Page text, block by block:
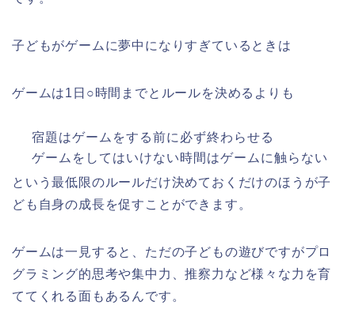
子どもがゲームに夢中になりすぎているときは
ゲームは1 日○時間までとルールを決めるよりも
宿題はゲームをする前に必ず終わらせる
ゲームをしてはいけない時間はゲームに触らない
という最低限のルールだけ決めておくだけのほうが子
ども自身の成長を促すことができます。
ゲームは一見すると、ただの子どもの遊びですがプロ
グラミング的思考や集中力、推察力など様々な力を育
ててくれる面もあるんです。